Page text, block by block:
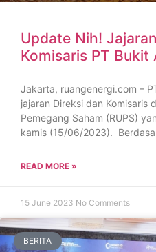
Update Nih!
Komisaris PT Bukit
Jakarta, ruangenergi.com –
jajaran Direksi dan Komisaris
Pemegang Saham (RUPS)
kamis (15/06/2023).
READ MORE »
15 June 2023 No Comments
BERITA